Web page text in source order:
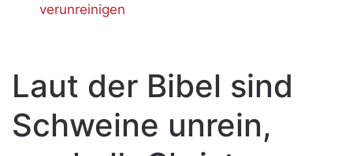
verunreinigen
Laut der Bibel sind
Schweine unrein,